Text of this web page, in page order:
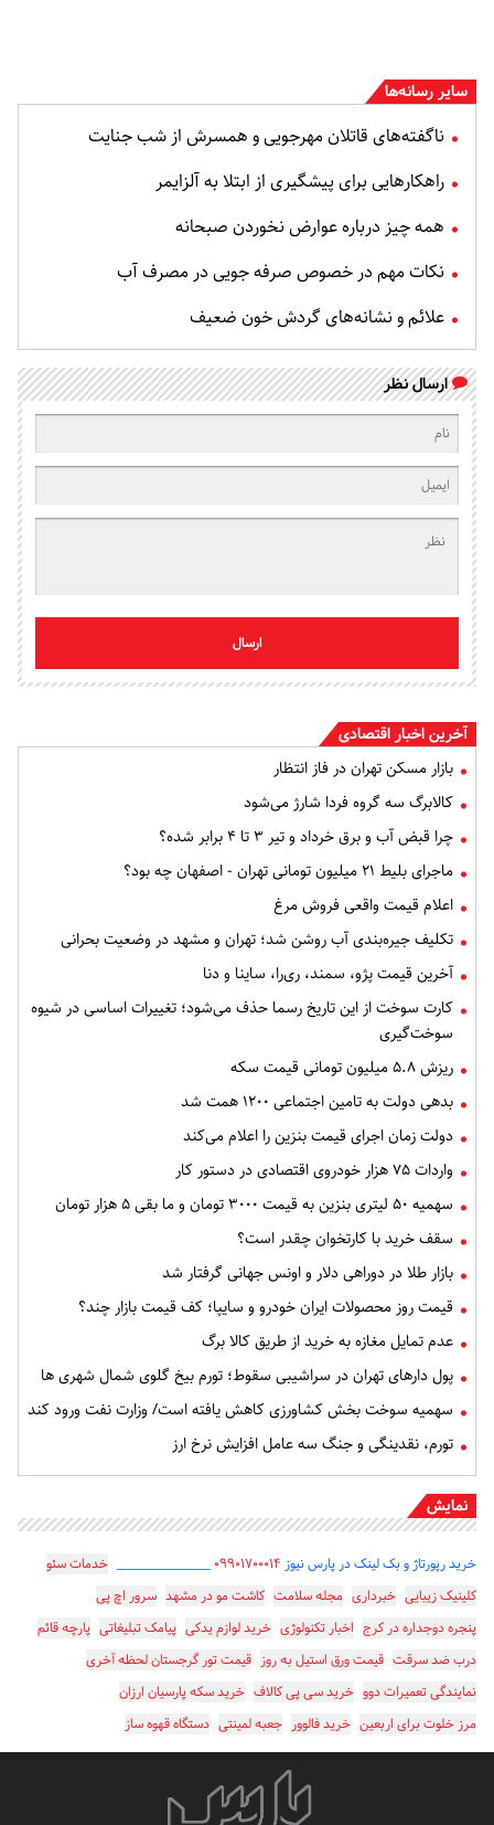
سایر رسانه‌ها
ناگفته‌های قاتلان مهرجویی و همسرش از شب جنایت
راهکارهایی برای پیشگیری از ابتلا به آلزایمر
همه چیز درباره عوارض نخوردن صبحانه
نکات مهم در خصوص صرفه جویی در مصرف آب
علائم و نشانه‌های گردش خون ضعیف
ارسال نظر
ارسال
آخرین اخبار اقتصادی
بازار مسکن تهران در فاز انتظار
کالابرگ سه گروه فردا شارژ می‌شود
چرا قبض آب و برق خرداد و تیر ۳ تا ۴ برابر شده؟
ماجرای بلیط ۲۱ میلیون تومانی تهران - اصفهان چه بود؟
اعلام قیمت واقعی فروش مرغ
تکلیف جیره‌بندی آب روشن شد؛ تهران و مشهد در وضعیت بحرانی
آخرین قیمت پژو، سمند، ری‌را، ساینا و دنا
کارت سوخت از این تاریخ رسما حذف می‌شود؛ تغییرات اساسی در شیوه
سوخت‌گیری
ریزش ۵.۸ میلیون تومانی قیمت سکه
بدهی دولت به تامین اجتماعی ۱۲۰۰ همت شد
دولت زمان اجرای قیمت بنزین را اعلام می‌کند
واردات ۷۵ هزار خودروی اقتصادی در دستور کار
سهمیه ۵۰ لیتری بنزین به قیمت ۳۰۰۰ تومان و ما بقی ۵ هزار تومان
سقف خرید با کارتخوان چقدر است؟
بازار طلا در دوراهی دلار و اونس جهانی گرفتار شد
قیمت روز محصولات ایران خودرو و سایپا؛ کف قیمت بازار چند؟
عدم تمایل مغازه‌ به خرید از طریق کالا برگ
پول دارهای تهران در سراشیبی سقوط؛ تورم بیخ گلوی شمال شهری ها
سهمیه سوخت بخش کشاورزی کاهش یافته است/ وزارت نفت ورود کند
تورم، نقدینگی و جنگ سه عامل افزایش نرخ ارز
نمایش
خرید رپورتاژ و بک لینک در پارس نیوز ۰۹۹۰۱۷۰۰۰۱۴_________________ خدمات سئو
کلینیک زیبایی خبرداری مجله سلامت کاشت مو در مشهد سرور اچ پی
پنجره دوجداره در کرج اخبار تکنولوژی خرید لوازم یدکی پیامک تبلیغاتی پارچه قائم
درب ضد سرقت قیمت ورق استیل به روز قیمت تور گرجستان لحظه آخری
نمایندگی تعمیرات دوو خرید سی پی کالاف خرید سکه پارسیان ارزان
مرز خلوت برای اربعین خرید فالوور جعبه لمینتی دستگاه قهوه ساز